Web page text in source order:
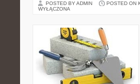
POSTED BY ADMIN POSTED ON
WYŁĄCZONA